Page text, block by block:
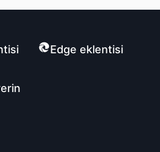
Edge eklentisi